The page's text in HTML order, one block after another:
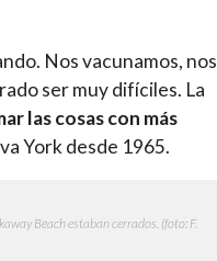
Nos vacunamos, nos
ser muy difíciles. La
las cosas con más
York desde 1965.
Beach estaban cerrados. (foto: F.